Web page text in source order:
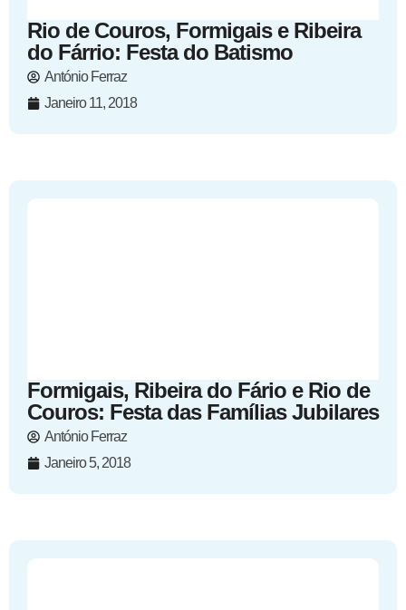
Rio de Couros, Formigais e Ribeira
do Fárrio: Festa do Batismo
António Ferraz
Janeiro 11, 2018
Formigais, Ribeira do Fário e Rio de
Couros: Festa das Famílias Jubilares
António Ferraz
Janeiro 5, 2018